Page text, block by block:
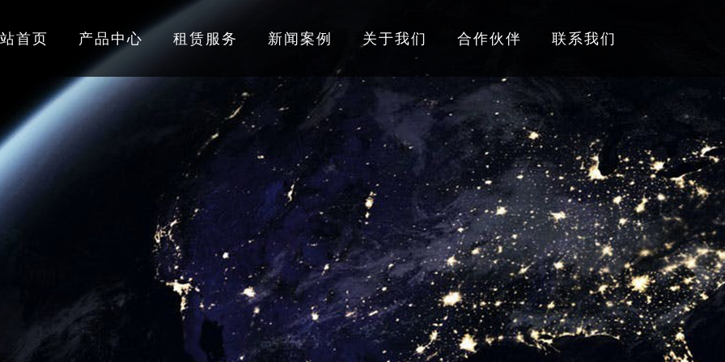
首页 产品中心 租赁服务 新闻案例 关于我们 合作伙伴 联系我们